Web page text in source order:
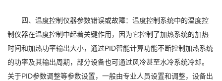
四、温度控制仪器参数错误或故障：温度控制系统中的温度控
制仪器在温度控制中起着关键作用，因为它控制了加热系统的加热
时间和加热功率输出大小，通过PID智能计算功能不断控制加热系统
的功率及其输出周期，部分设备也可通过风冷甚至水冷系统冷却。
关于PID参数调整等参数设置，一般由专业人员设置和调整，设备出